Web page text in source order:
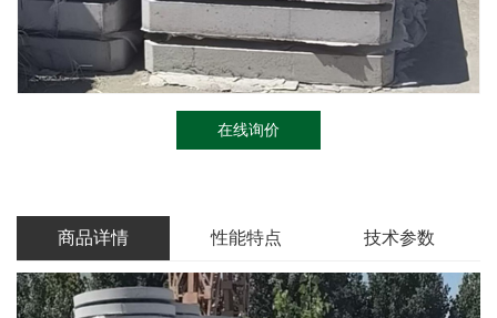
在线询价
商品详情 性能特点 技术参数